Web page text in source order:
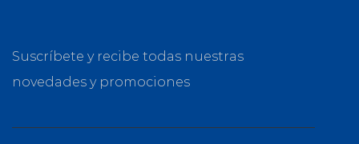
Suscríbete y recibe todas nuestras
novedades y promociones